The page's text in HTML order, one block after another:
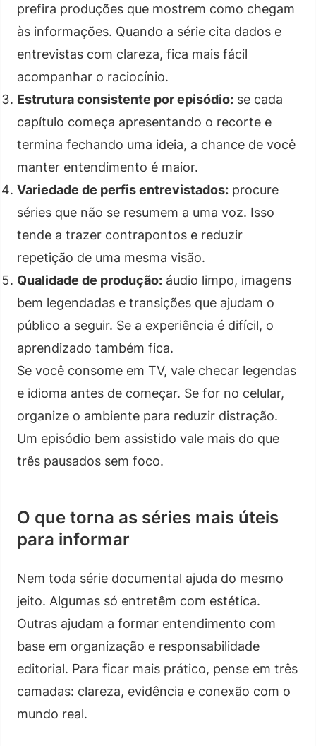
prefira produções que mostrem como chegam
às informações. Quando a série cita dados e
entrevistas com clareza, fica mais fácil
acompanhar o raciocínio.
Estrutura consistente por episódio: se cada
capítulo começa apresentando o recorte e
termina fechando uma ideia, a chance de você
manter entendimento é maior.
Variedade de perfis entrevistados: procure
séries que não se resumem a uma voz. Isso
tende a trazer contrapontos e reduzir
repetição de uma mesma visão.
Qualidade de produção: áudio limpo, imagens
bem legendadas e transições que ajudam o
público a seguir. Se a experiência é difícil, o
aprendizado também fica.
Se você consome em TV, vale checar legendas
e idioma antes de começar. Se for no celular,
organize o ambiente para reduzir distração.
Um episódio bem assistido vale mais do que
três pausados sem foco.
O que torna as séries mais úteis
para informar
Nem toda série documental ajuda do mesmo
jeito. Algumas só entretêm com estética.
Outras ajudam a formar entendimento com
base em organização e responsabilidade
editorial. Para ficar mais prático, pense em três
camadas: clareza, evidência e conexão com o
mundo real.